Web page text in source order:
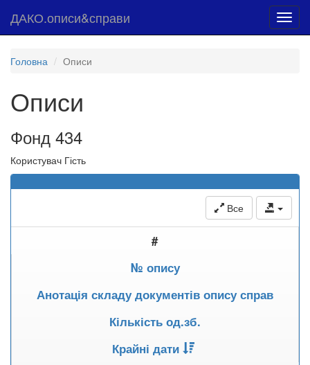
ДАКО.описи&справи
Головна Описи
Описи
Фонд 434
Користувач Гість
Все
#
№ опису
Анотація складу документів опису справ
Кількість од.зб.
Крайні дати